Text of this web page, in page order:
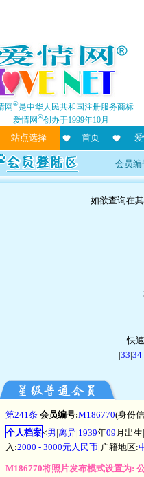
网®是中华人民共和国注册服务商标
爱情网®创办于1999年10月
站点选择 首页
会员编
如欲查询在
快
|33|34|
第241条 会员编号:M186770(身份
个人档案<男|离异|1939年09 月出
入:2000 - 3000元人民币|户籍地区:
M186770将照片发布模式设置为: